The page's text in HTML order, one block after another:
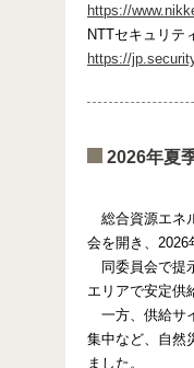
https://
NTTセキュリテ
https://
2026年夏
総合資源エネ
会を開き、
同委員会で提
エリアで安定供
一方、供給サ
集中など、自然
ました。